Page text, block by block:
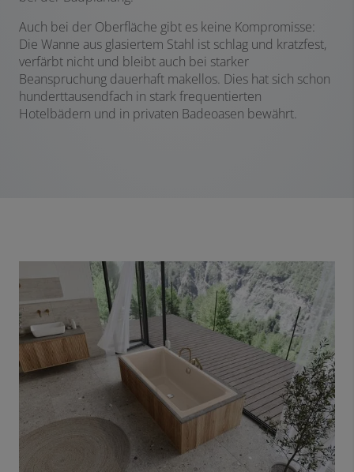
Auch bei der Oberfläche gibt es keine Kompromisse:
Die Wanne aus glasiertem Stahl ist schlag und kratzfest,
verfärbt nicht und bleibt auch bei starker
Beanspruchung dauerhaft makellos. Dies hat sich schon
hunderttausendfach in stark frequentierten
Hotelbädern und in privaten Badeoasen bewährt.